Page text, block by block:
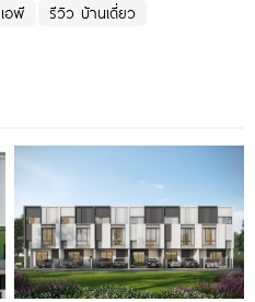
อพี
รีวิว บ้านเดี่ยว